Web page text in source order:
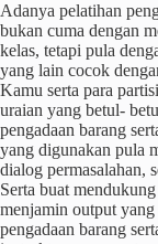
Adanya pelatihan
bukan cuma dengan
kelas, tetapi pula
yang lain cocok
Kamu serta para
uraian yang betul-
pengadaan barang
yang digunakan pula
dialog permasalahan,
Serta buat
menjamin output
pengadaan barang